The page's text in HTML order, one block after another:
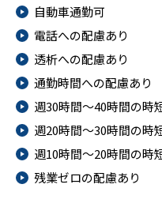
自動車通勤可
電話への配慮あり
透析への配慮あり
通勤時間への配慮あり
週30時間～40時間の時
週20時間～30時間の時
週10時間～20時間の時
残業ゼロの配慮あり